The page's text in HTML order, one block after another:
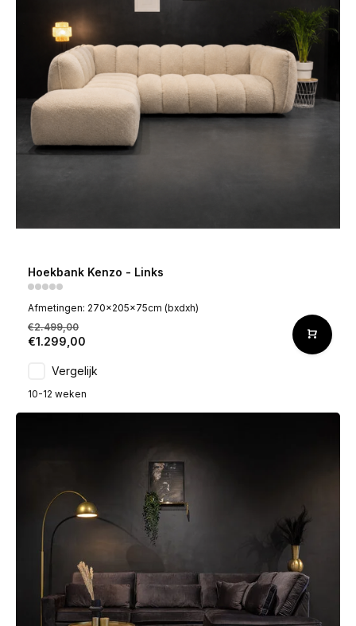
Hoekbank Kenzo - Links
Afmetingen: 270x205x75cm (bxdxh)
€2.499,00
€1.299,00
Vergelijk
10-12 weken